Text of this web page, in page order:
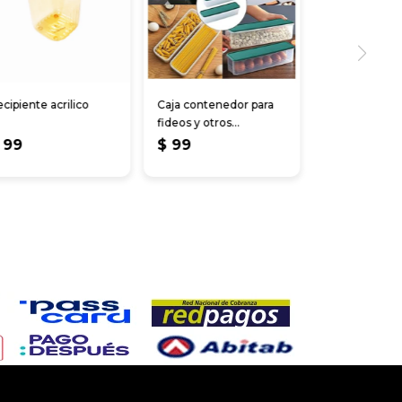
acrilico
99
Caja contenedor para
fideos y otros
28.5x8.5x6cm
$ 99